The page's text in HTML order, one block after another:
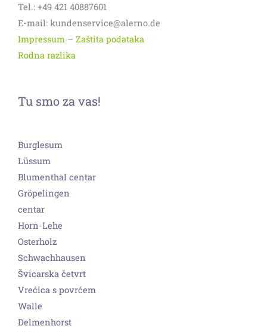
Tel.: +49 421 40887601
E-mail: kundenservice@alerno.de
Impressum – Zaštita podataka
Rodna razlika
Tu smo za vas!
Burglesum
Lüssum
Blumenthal centar
Gröpelingen
centar
Horn-Lehe
Osterholz
Schwachhausen
Švicarska četvrt
Vrećica s povrćem
Walle
Delmenhorst